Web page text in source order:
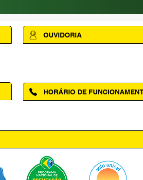
OUVIDORIA
HORÁRIO DE